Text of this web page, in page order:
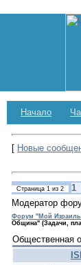
Начало
[ Новые
Страница 1 из 2 1
Модератор
Форум "Мой
Община" (Задачи,
Общественная